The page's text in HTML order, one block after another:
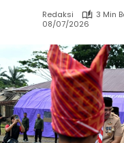
Redaksi
3 Min
08/07/2026